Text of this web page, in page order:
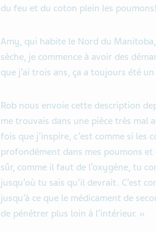
du feu et du coton plein les
Amy, qui habite le Nord du
sèche, je commence à avoir des
que j’ai trois ans, ça a toujours été
Rob nous envoie cette description
me trouvais dans une pièce très mal
fois que j’inspire, c’est comme si les
profondément dans mes poumons
sûr, comme il faut de l’oxygène, tu
jusqu’où tu sais qu’il devrait. C’est
jusqu’à ce que le médicament de
de pénétrer plus loin à l’intérieur. »